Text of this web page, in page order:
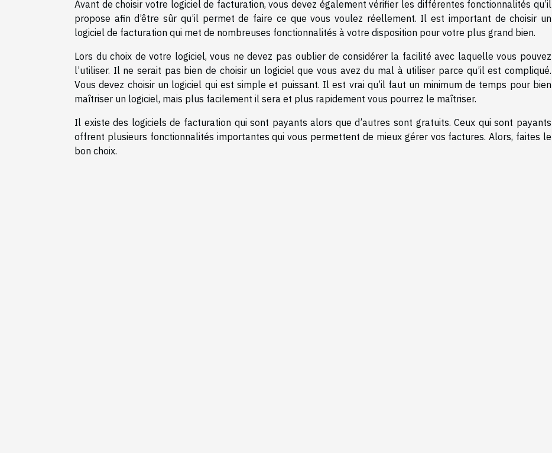
Avant de choisir votre logiciel de facturation, vous devez également vérifier les différentes fonctionnalités qu’il
propose afin d’être sûr qu’il permet de faire ce que vous voulez réellement. Il est important de choisir un
logiciel de facturation qui met de nombreuses fonctionnalités à votre disposition pour votre plus grand bien.
Lors du choix de votre logiciel, vous ne devez pas oublier de considérer la facilité avec laquelle vous pouvez
l’utiliser. Il ne serait pas bien de choisir un logiciel que vous avez du mal à utiliser parce qu’il est compliqué.
Vous devez choisir un logiciel qui est simple et puissant. Il est vrai qu’il faut un minimum de temps pour bien
maîtriser un logiciel, mais plus facilement il sera et plus rapidement vous pourrez le maîtriser.
Il existe des logiciels de facturation qui sont payants alors que d’autres sont gratuits. Ceux qui sont payants
offrent plusieurs fonctionnalités importantes qui vous permettent de mieux gérer vos factures. Alors, faites le
bon choix.